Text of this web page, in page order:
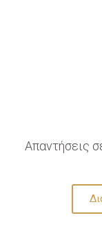
Απαντήσεις